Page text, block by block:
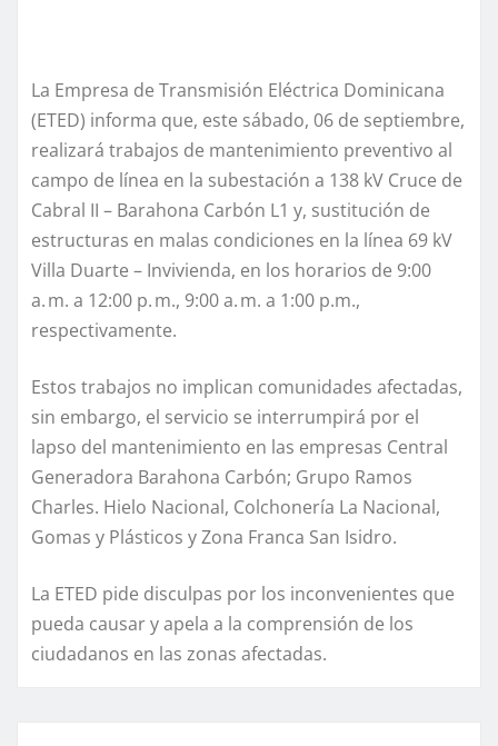
La Empresa de Transmisión Eléctrica Dominicana
(ETED) informa que, este sábado, 06 de septiembre,
realizará trabajos de mantenimiento preventivo al
campo de línea en la subestación a 138 kV Cruce de
Cabral II – Barahona Carbón L1 y, sustitución de
estructuras en malas condiciones en la línea 69 kV
Villa Duarte – Invivienda, en los horarios de 9:00
a. m. a 12:00 p. m., 9:00 a. m. a 1:00 p.m.,
respectivamente.
Estos trabajos no implican comunidades afectadas,
sin embargo, el servicio se interrumpirá por el
lapso del mantenimiento en las empresas Central
Generadora Barahona Carbón; Grupo Ramos
Charles. Hielo Nacional, Colchonería La Nacional,
Gomas y Plásticos y Zona Franca San Isidro.
La ETED pide disculpas por los inconvenientes que
pueda causar y apela a la comprensión de los
ciudadanos en las zonas afectadas.